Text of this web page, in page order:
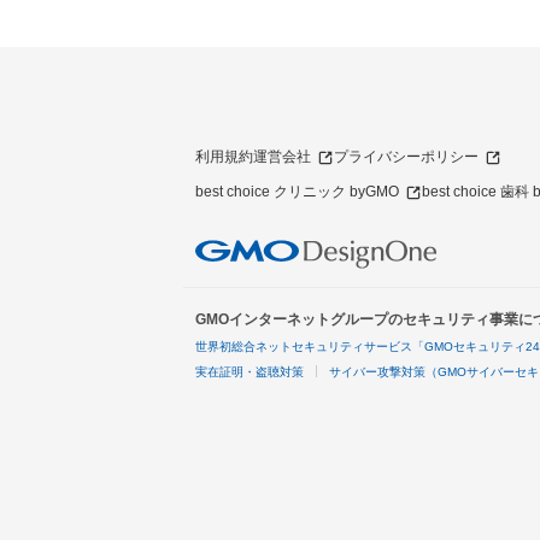
利用規約運営会社 プライバシーポリシー
best choice クリニック byGMO best choice 歯科
GMOインターネットグループのセキュリティ事業に
世界初総合ネットセキュリティサービス「GMOセキュリティ
実在証明・盗聴対策
サイバー攻撃対策（GMOサイバーセ